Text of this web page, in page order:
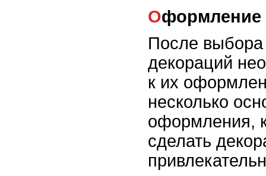
После
декораций
к их
несколько
оформления,
сделать